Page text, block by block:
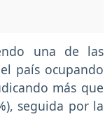
una de las
país ocupando
más que
seguida por la